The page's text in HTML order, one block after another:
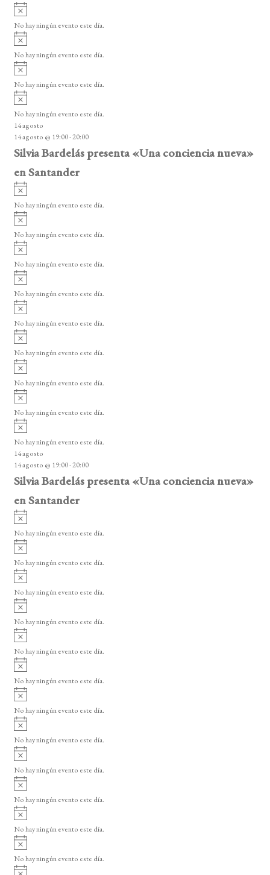
v
e
n
t
o
s
o
A
v
i
o
No hay ningún evento este día.
A
v
i
o
No hay ningún evento este día.
A
v
i
o
No hay ningún evento este día.
A
v
i
s
o
No hay ningún evento este día.
14 agosto
14 agosto @ 19:00-20:00
Silvia Bardelás presenta «Una conciencia nueva»
en Santander
A
v
i
o
No hay ningún evento este día.
A
v
i
o
No hay ningún evento este día.
A
v
i
o
No hay ningún evento este día.
A
v
i
o
No hay ningún evento este día.
A
v
i
o
No hay ningún evento este día.
A
v
i
o
No hay ningún evento este día.
A
v
i
o
No hay ningún evento este día.
A
v
i
o
No hay ningún evento este día.
A
v
i
s
o
No hay ningún evento este día.
14 agosto
14 agosto @ 19:00-20:00
Silvia Bardelás presenta «Una conciencia nueva»
en Santander
A
v
i
o
No hay ningún evento este día.
A
v
i
o
No hay ningún evento este día.
A
v
i
o
No hay ningún evento este día.
A
v
i
o
No hay ningún evento este día.
A
v
i
o
No hay ningún evento este día.
A
v
i
o
No hay ningún evento este día.
A
v
i
o
No hay ningún evento este día.
A
v
i
o
No hay ningún evento este día.
A
v
i
o
No hay ningún evento este día.
A
v
i
o
No hay ningún evento este día.
A
v
i
o
No hay ningún evento este día.
A
v
i
No hay ningún evento este día.
A